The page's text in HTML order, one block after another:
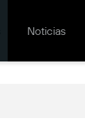
Noticias